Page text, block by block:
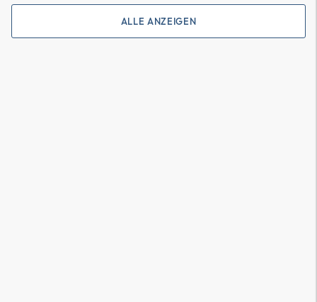
ALLE ANZEIGEN